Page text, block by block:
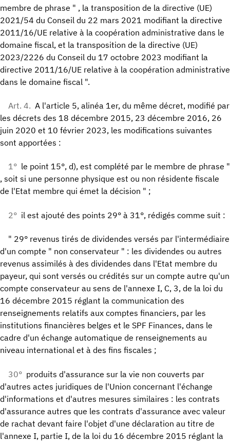
membre de phrase " , la transposition de la directive (UE)
2021/54 du Conseil du 22 mars 2021 modifiant la directive
2011/16/UE relative à la coopération administrative dans le
domaine fiscal, et la transposition de la directive (UE)
2023/2226 du Conseil du 17 octobre 2023 modifiant la
directive 2011/16/UE relative à la coopération administrative
dans le domaine fiscal ".
Art. 4. A l'article 5, alinéa 1er, du même décret, modifié par
les décrets des 18 décembre 2015, 23 décembre 2016, 26
juin 2020 et 10 février 2023, les modifications suivantes
sont apportées :
1° le point 15°, d), est complété par le membre de phrase "
, soit si une personne physique est ou non résidente fiscale
de l'Etat membre qui émet la décision " ;
2° il est ajouté des points 29° à 31°, rédigés comme suit :
" 29° revenus tirés de dividendes versés par l'intermédiaire
d'un compte " non conservateur " : les dividendes ou autres
revenus assimilés à des dividendes dans l'Etat membre du
payeur, qui sont versés ou crédités sur un compte autre qu'un
compte conservateur au sens de l'annexe I, C, 3, de la loi du
16 décembre 2015 réglant la communication des
renseignements relatifs aux comptes financiers, par les
institutions financières belges et le SPF Finances, dans le
cadre d'un échange automatique de renseignements au
niveau international et à des fins fiscales ;
30° produits d'assurance sur la vie non couverts par
d'autres actes juridiques de l'Union concernant l'échange
d'informations et d'autres mesures similaires : les contrats
d'assurance autres que les contrats d'assurance avec valeur
de rachat devant faire l'objet d'une déclaration au titre de
l'annexe I, partie I, de la loi du 16 décembre 2015 réglant la